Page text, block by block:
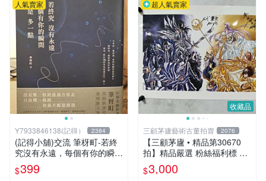
人氣賣家
Y7933846138(記得） 2384
(記得小舖)交流 筆枒町-若終
究沒有永遠，每個有你的瞬間
都是多一點【限量作者親簽
版】換張景嵐成語蕎辜莞允等
$399
收藏品
超人氣賣家
三顧茅廬藝術古董拍賣 2076
【三顧茅廬 • 精品第30670
拍】精品嚴選 粉絲福利標 日
本動漫大師 車田正美簽名照
片《聖鬥士星矢》！ 特惠起
$3,000